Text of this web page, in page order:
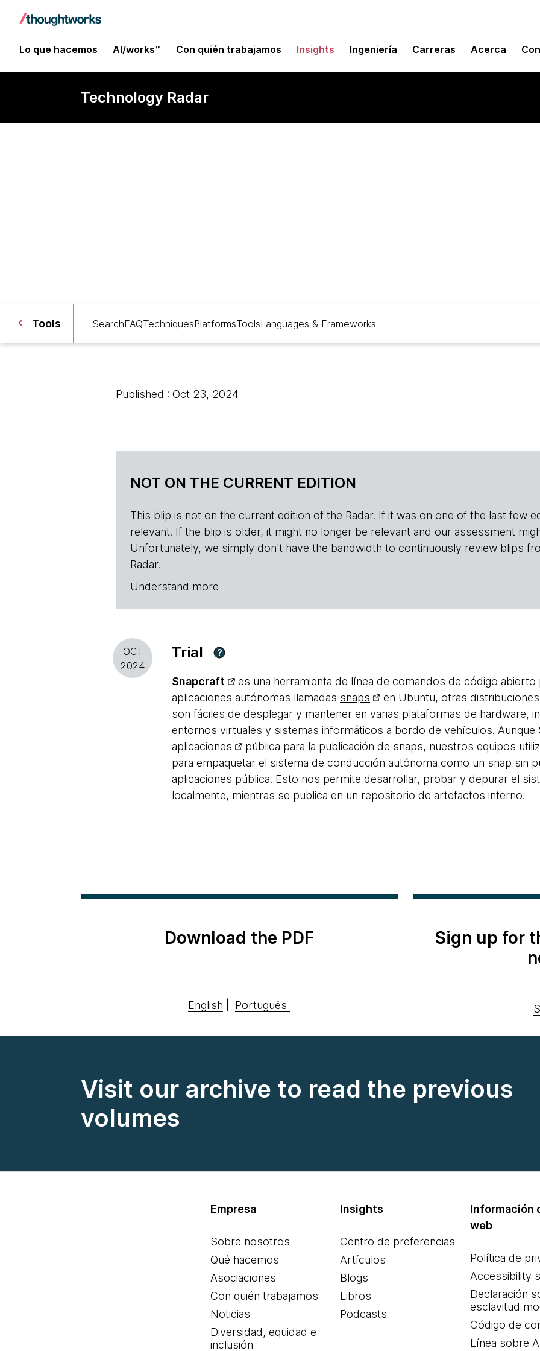
Lo que hacemos AI/works™ Con quién trabajamos Insights Ingeniería Carreras Acerca
Technology Radar
Tools SearchFAQTechniquesPlatformsToolsLanguages & Frameworks
Published : Oct 23, 2024
NOT ON THE CURRENT EDITION
This blip is not on the current edition of the Radar. If it was on one of the last few
relevant. If the blip is older, it might no longer be relevant and our assessment
Unfortunately, we simply don't have the bandwidth to continuously review blips
Radar.
Understand more
OCT
2024
Trial ?
Snapcraft
es una herramienta de línea de comandos de código
aplicaciones autónomas llamadas snaps
en Ubuntu, otras
son fáciles de desplegar y mantener en varias plataformas de hardware,
entornos virtuales y sistemas informáticos a bordo de vehículos. Aunque
aplicaciones
pública para la publicación de snaps, nuestros equipos
para empaquetar el sistema de conducción autónoma como un snap sin
aplicaciones pública. Esto nos permite desarrollar, probar y depurar el
localmente, mientras se publica en un repositorio de artefactos interno.
Download the PDF
English Português
Sign up for
Visit our archive to read the previous
volumes
Empresa
Sobre nosotros
Qué hacemos
Asociaciones
Con quién trabajamos
Noticias
Diversidad, equidad e
inclusión
Insights
Centro de preferencias
Artículos
Blogs
Libros
Podcasts
Información
web
Política de
Accessibility
Declaración
esclavitud
Código de
Línea sobre